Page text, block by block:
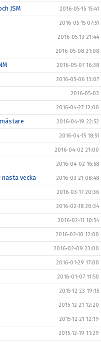
JSM 2016-05-15 15:41
2016-05-15 07:51
2016-05-13 21:44
2016-05-08 21:08
2016-05-07 16:38
2016-05-06 13:07
2016-05-03
2016-04-27 12:00
2016-04-19 22:52
2016-04-15 18:51
2016-04-02 21:00
2016-04-02 16:58
vecka 2016-03-21 08:48
2016-03-17 20:36
2016-02-18 20:34
2016-02-11 10:54
2016-02-10 12:00
2016-02-09 23:00
2016-01-29 17:00
2016-01-07 11:50
2015-12-23 19:15
2015-12-21 12:20
2015-12-21 12:19
2015-12-19 11:29